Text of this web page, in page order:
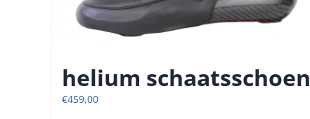
helium schaatsschoen
€459,00